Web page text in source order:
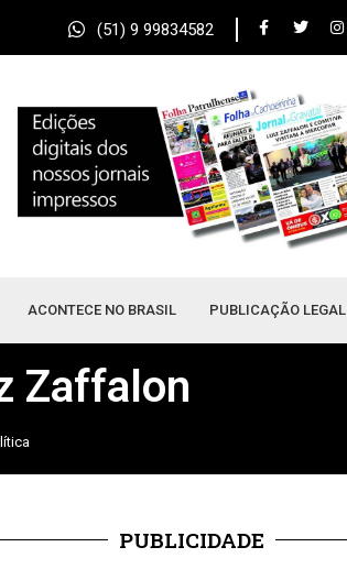
(51) 9 99834582
ACONTECE NO BRASIL PUBLICAÇÃO LEGAL
Zaffalon
PUBLICIDADE